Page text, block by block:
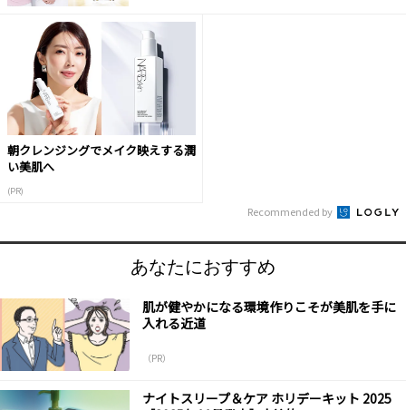
朝クレンジングでメイク映えする潤
い美肌へ
(PR)
Recommended by
あなたにおすすめ
肌が健やかになる環境作りこそが美肌を手に
入れる近道
（PR）
ナイトスリープ＆ケア ホリデーキット 2025